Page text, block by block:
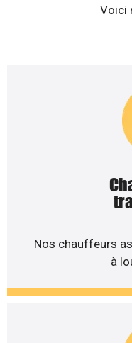
Voici
Nos chauffeurs
à